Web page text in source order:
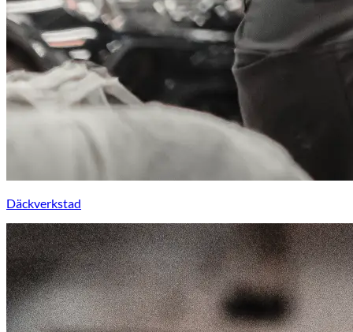
Däckverkstad